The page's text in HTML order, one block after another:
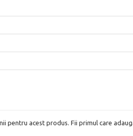
pentru acest produs. Fii primul care